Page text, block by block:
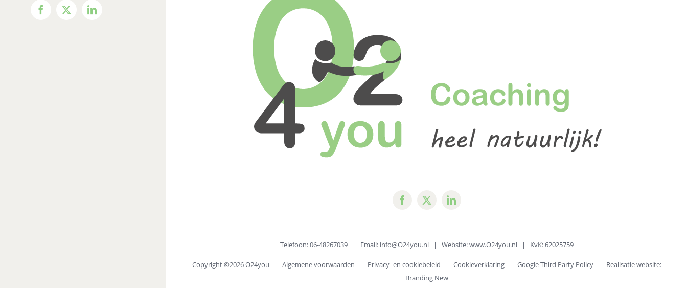
Facebook
X LinkedIn
Telefoon: 06-48267039 | Email: info@O24you.nl| Website:www.O24you.nl| KvK: 62025759
Copyright ©2026 O24you | Algemene voorwaarden | Privacy- en cookiebeleid | Cookieverklaring| Google Third Party Policy| Realisatie website:
Branding New